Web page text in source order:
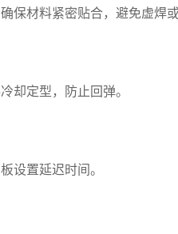
材料紧密贴合，避免虚焊或
定型，防止回弹。
置延迟时间。